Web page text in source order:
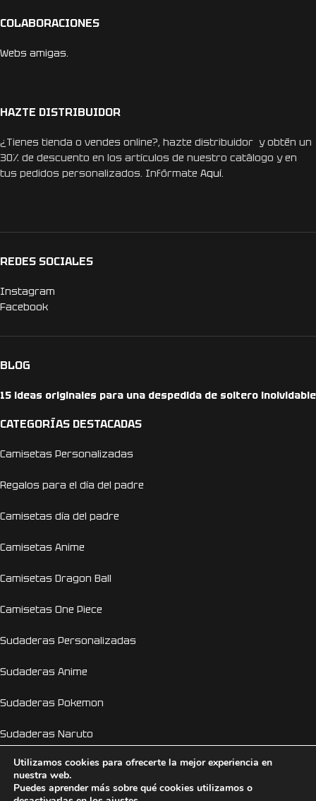
COLABORACIONES
Webs amigas.
HAZTE DISTRIBUIDOR
¿Tienes tienda o vendes online?, hazte distribuidor y obtén un
30% de descuento en los artículos de nuestro catálogo y en
tus pedidos personalizados. Infórmate Aquí.
REDES SOCIALES
Instagram
Facebook
BLOG
15 ideas originales para una despedida de soltero inolvidable
CATEGORÍAS DESTACADAS
Camisetas Personalizadas
Regalos para el día del padre
Camisetas día del padre
Camisetas Anime
Camisetas Dragon Ball
Camisetas One Piece
Sudaderas Personalizadas
Sudaderas Anime
Sudaderas Pokemon
Sudaderas Naruto
Personalizador Online
Camisetas despedida de soltera y soltero
Utilizamos cookies para ofrecerte la mejor experiencia en
nuestra web.
Puedes aprender más sobre qué cookies utilizamos o